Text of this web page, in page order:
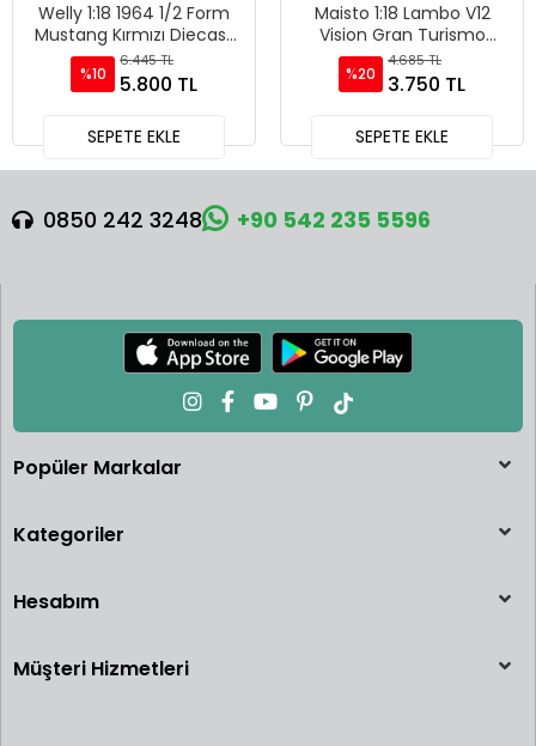
Welly 1:18 1964 1/2 Form
Mustang Kırmızı Diecast
Model Araba - 12519H-W
%10
6.445 TL
5.800 TL
SEPETE EKLE
Maisto 1:18 Lambo V12
Vision Gran Turismo
Diecast Model Araba
Turuncu - 36454
%20
4.685 TL
3.750 TL
SEPETE EKLE
0850 242 3248 +90 542 235 5596
Popüler Markalar
Kategoriler
Hesabım
Müşteri Hizmetleri